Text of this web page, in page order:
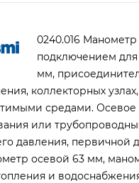
0240.016
подключением для
мм,
коллекторных
средами. Осевое
или
давления, первичной
осевой 63 мм,
и